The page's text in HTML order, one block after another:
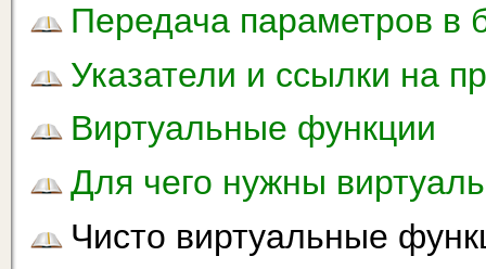
Передача параметров в
Указатели и ссылки на
Виртуальные функции
Для чего нужны
Чисто виртуальные